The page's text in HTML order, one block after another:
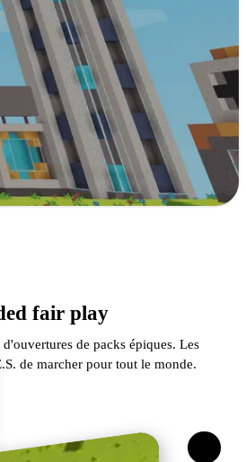
fair play
d'ouvertures de packs épiques. Les
de marcher pour tout le monde.